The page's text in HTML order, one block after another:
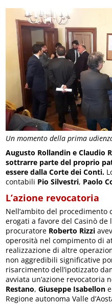
Un momento della prima
Augusto Rollandin e Claudio
sottrarre parte del proprio
essere dalla Corte dei Conti.
contabili Pio Silvestri, Paolo
L’azione revocatoria
Nell’ambito del procedimento
erogati a favore del Casinò de
procuratore Roberto Rizzi
operosità nel compimento di
realizzazione di altre
non aggredibili significative
risarcimento dell’ipotizzato
avviata un’azione revocatoria
Restano,Giuseppe Isabellon
Regione autonoma Valle